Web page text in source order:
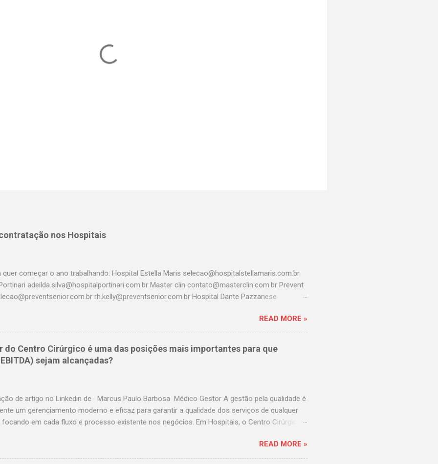
nos Hospitais
quer começar o ano trabalhando: Hospital Estella Maris selecao@hospitalstellamaris.com.br
adeilda.silva@hospitalportinari.com.br Master clin contato@masterclin.com.br Prevent
rh.kelly@preventsenior.com.br Hospital Dante Pazzanese
rhselecao@hospitalassuncao.com.br AACD mmodesto@aacd.org.br Hospital america
rh@hospitalamerica.com.br Hospital previna
Intermedica selecao@intermedica.com.br Hospital Samaritano
Hospital Santa Paula selecao@santapaula.com.br Hospital São Cristovão
Seconci selecao@seconci-sp.org.br Hospital Brasil
READ MORE »
do Centro Cirúrgico é uma das posições mais importantes para que
sejam alcançadas?
de artigo no Linkedin de Marcus Paulo Barbosa Médico Gestor A gestão pela qualidade é
um gerenciamento moderno e eficaz para garantir a qualidade dos serviços de qualquer
focando em cada fluxo e processo existente nos negócios. Em Hospitais, o Centro Cirúrgico
de produção indireta, portanto não é preciso explicar o impacto deste importantíssimo Centro
no IBITDA né? O que precisamos para um Centro Cirúrgico ter um bom movimento? Tenho o
READ MORE »